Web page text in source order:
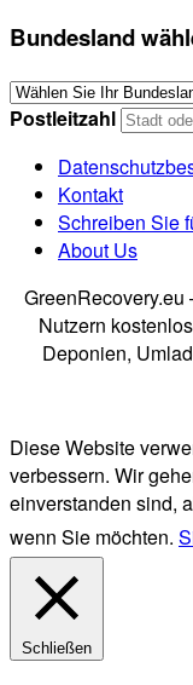
Bundesland
Postleitzahl
Kontakt
Schreiben Sie
About Us
GreenRecovery.eu
Nutzern
Deponien,
Diese Website
verbessern. Wir
einverstanden sind,
wenn Sie möchten.
Schließen